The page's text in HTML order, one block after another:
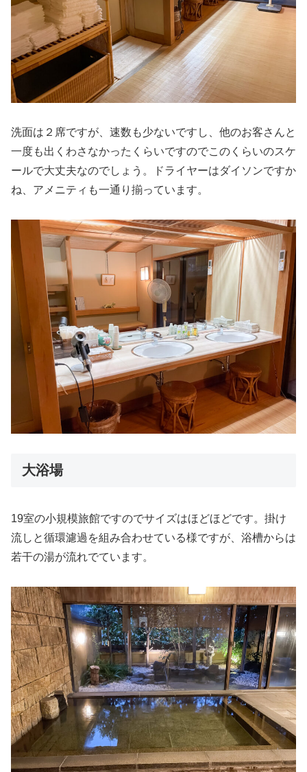
洗面は２席ですが、速数も少ないですし、他のお客さんと
一度も出くわさなかったくらいですのでこのくらいのスケ
ールで大丈夫なのでしょう。ドライヤーはダイソンですか
ね、アメニティも一通り揃っています。
大浴場
19室の小規模旅館ですのでサイズはほどほどです。掛け
流しと循環濾過を組み合わせている様ですが、浴槽からは
若干の湯が流れでています。